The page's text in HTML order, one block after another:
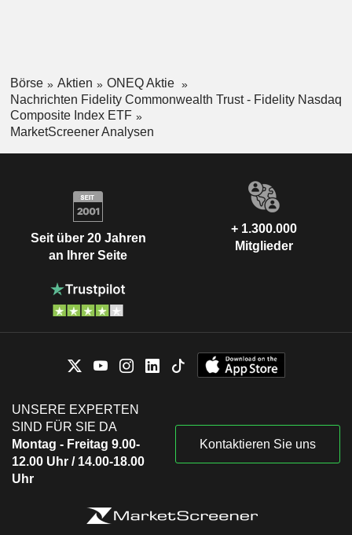
Börse Aktien
ONEQ Aktie
Nachrichten Fidelity Commonwealth Trust - Fidelity Nasdaq
Composite Index ETF
MarketScreener Analysen
Seit über 20 Jahren
an Ihrer Seite
+ 1.300.000
Mitglieder
UNSERE EXPERTEN
SIND FÜR SIE DA
Montag - Freitag 9.00-
12.00 Uhr / 14.00-18.00
Uhr
Kontaktieren Sie uns